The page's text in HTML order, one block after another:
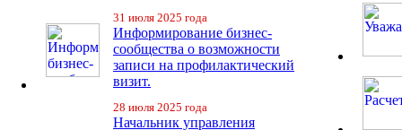
31 июля 2025 года
Информирование бизнес-
сообщества о возможности
записи на профилактический
визит.
28 июля 2025 года
Начальник управления